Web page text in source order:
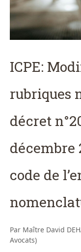
ICPE:
rubriques
décret
décembre
code de
Par Maître David
Avocats)